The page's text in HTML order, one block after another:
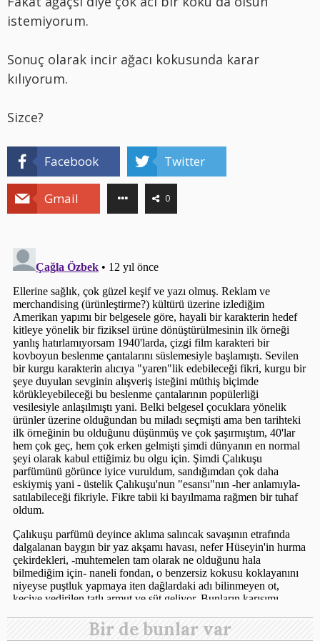
istemiyorum.
Sonuç olarak incir ağacı kokusunda karar
kılıyorum.
Sizce?
Facebook Twitter
Gmail 0
Bir de bunlar var